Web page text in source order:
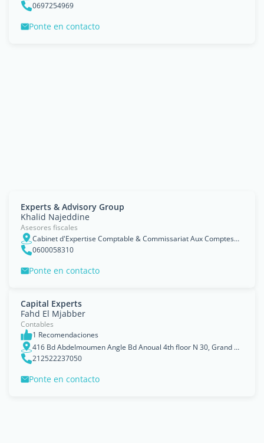
0697254969
Ponte en contacto
Experts & Advisory Group
Khalid Najeddine
Asesores fiscales
Cabinet d'Expertise Comptable & Commissariat Aux Comptes22 rue du Parc, Boulevard Rachidi, Casablanca, Grand Casablanca
0600058310
Ponte en contacto
Capital Experts
Fahd El Mjabber
Contables
1 Recomendaciones
416 Bd Abdelmoumen Angle Bd Anoual 4th floor N 30, Grand Casablanca
212522237050
Ponte en contacto